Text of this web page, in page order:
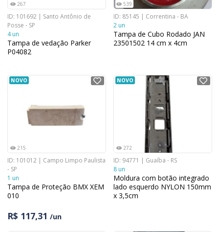
267
ID: 101692 | Santo Antônio de
Posse - SP
4 un
Tampa de vedação Parker
P04082
539
ID: 85145 | Correntina - BA
2 un
Tampa de Cubo Rodado JAN
23501502 14 cm x 4cm
NOVO
215
ID: 101012 | Campo Limpo Paulista
- SP
1 un
Tampa de Proteção BMX XEM
010
R$ 117,31 /un
NOVO
272
ID: 94771 | Guaíba - RS
8 un
Moldura com botão integrado
lado esquerdo NYLON 150mm
x 3,5cm